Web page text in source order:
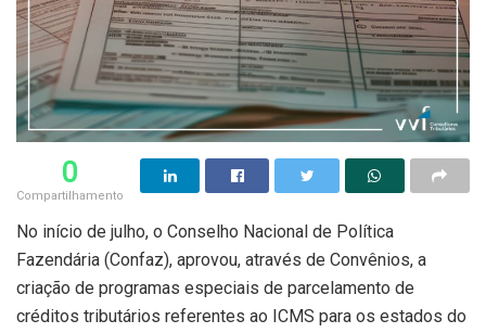
0
Compartilhamento
No início de julho, o Conselho Nacional de Política
Fazendária (Confaz), aprovou, através de Convênios, a
criação de programas especiais de parcelamento de
créditos tributários referentes ao ICMS para os estados do